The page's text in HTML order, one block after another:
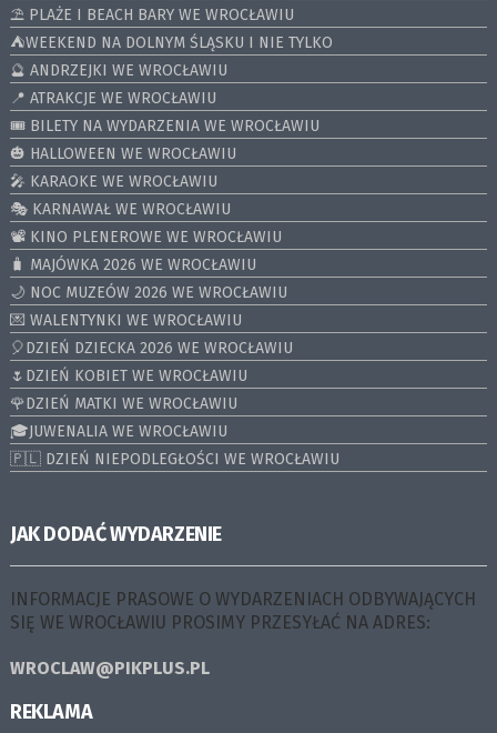
⛱️ PLAŻE I BEACH BARY WE WROCŁAWIU
⛺️WEEKEND NA DOLNYM ŚLĄSKU I NIE TYLKO
🔮 ANDRZEJKI WE WROCŁAWIU
📍 ATRAKCJE WE WROCŁAWIU
🎟️ BILETY NA WYDARZENIA WE WROCŁAWIU
🎃 HALLOWEEN WE WROCŁAWIU
🎤 KARAOKE WE WROCŁAWIU
🎭 KARNAWAŁ WE WROCŁAWIU
📽️ KINO PLENEROWE WE WROCŁAWIU
🧳 MAJÓWKA 2026 WE WROCŁAWIU
🌙 NOC MUZEÓW 2026 WE WROCŁAWIU
💌 WALENTYNKI WE WROCŁAWIU
🎈DZIEŃ DZIECKA 2026 WE WROCŁAWIU
🌷DZIEŃ KOBIET WE WROCŁAWIU
🌹DZIEŃ MATKI WE WROCŁAWIU
🎓JUWENALIA WE WROCŁAWIU
🇵🇱 DZIEŃ NIEPODLEGŁOŚCI WE WROCŁAWIU
JAK DODAĆ WYDARZENIE
INFORMACJE PRASOWE O WYDARZENIACH ODBYWAJĄCYCH
SIĘ WE WROCŁAWIU PROSIMY PRZESYŁAĆ NA ADRES:
WROCLAW@PIKPLUS.PL
REKLAMA